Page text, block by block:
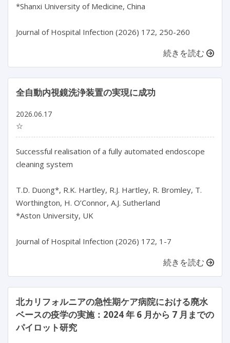
*Shanxi University of Medicine, China
続きを読む
全自動内視鏡洗浄装置の実現に成功
2026.06.17
☆
Successful realisation of a fully automated endoscope
cleaning system
T.D. Duong*, R.K. Hartley, R.J. Hartley, R. Bromley, T.
Worthington, H. O’Connor, A.J. Sutherland
*Aston University, UK
続きを読む
北カリフォルニアの急性期ケア病院における廃水
ベースの疫学の実施：2024 年 6 月から 7 月までの
パイロット研究